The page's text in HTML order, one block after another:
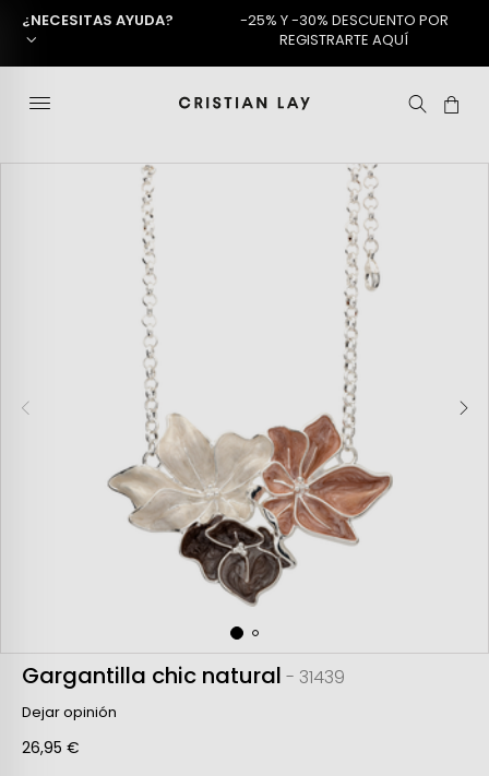
¿NECESITAS AYUDA?
-25% Y -30% DESCUENTO POR
REGISTRARTE AQUÍ
Gargantilla chic natural - 31439
Dejar opinión
26,95 €